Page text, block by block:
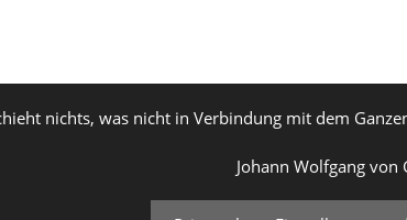
nichts, was nicht in Verbindung mit dem
Johann Wolfgang von